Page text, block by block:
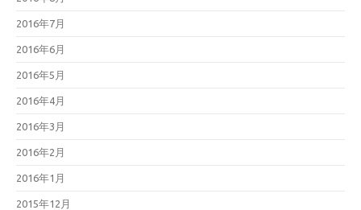
2016年7月
2016年6月
2016年5月
2016年4月
2016年3月
2016年2月
2016年1月
2015年12月